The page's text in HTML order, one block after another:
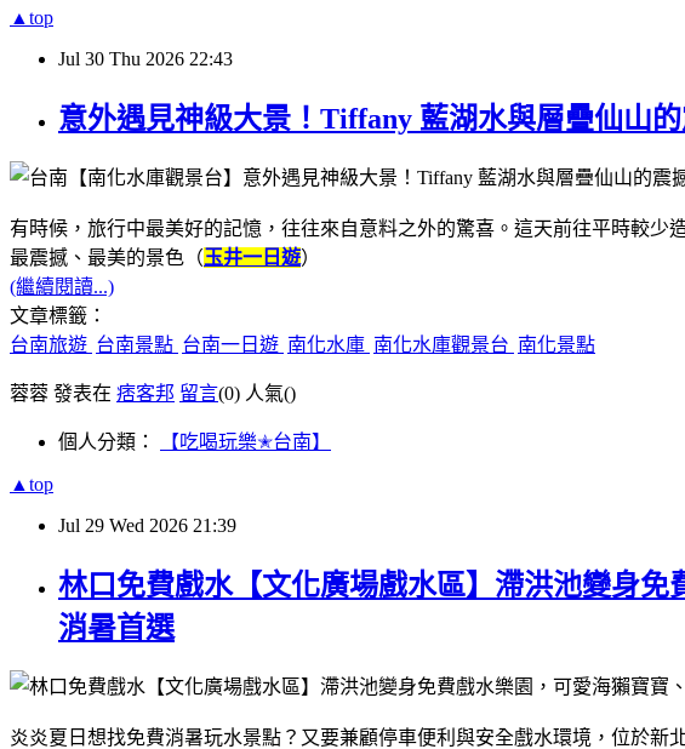
▲top
Jul 30 Thu 2026 22:43
意外遇見神級大景！Tiffany 藍湖水與層疊仙山
有時候，旅行中最美好的記憶，往往來自意料之外的驚喜。這天前往平時較少
最震撼、最美的景色（玉井一日遊）
(繼續閱讀...)
文章標籤：
台南旅遊 台南景點 台南一日遊 南化水庫 南化水庫觀景台 南化景點
蓉蓉 發表在 痞客邦 留言(0) 人氣()
個人分類： 【吃喝玩樂✭台南】
▲top
Jul 29 Wed 2026 21:39
林口免費戲水【文化廣場戲水區】滯洪池變身
消暑首選
炎炎夏日想找免費消暑玩水景點？又要兼顧停車便利與安全戲水環境，位於新